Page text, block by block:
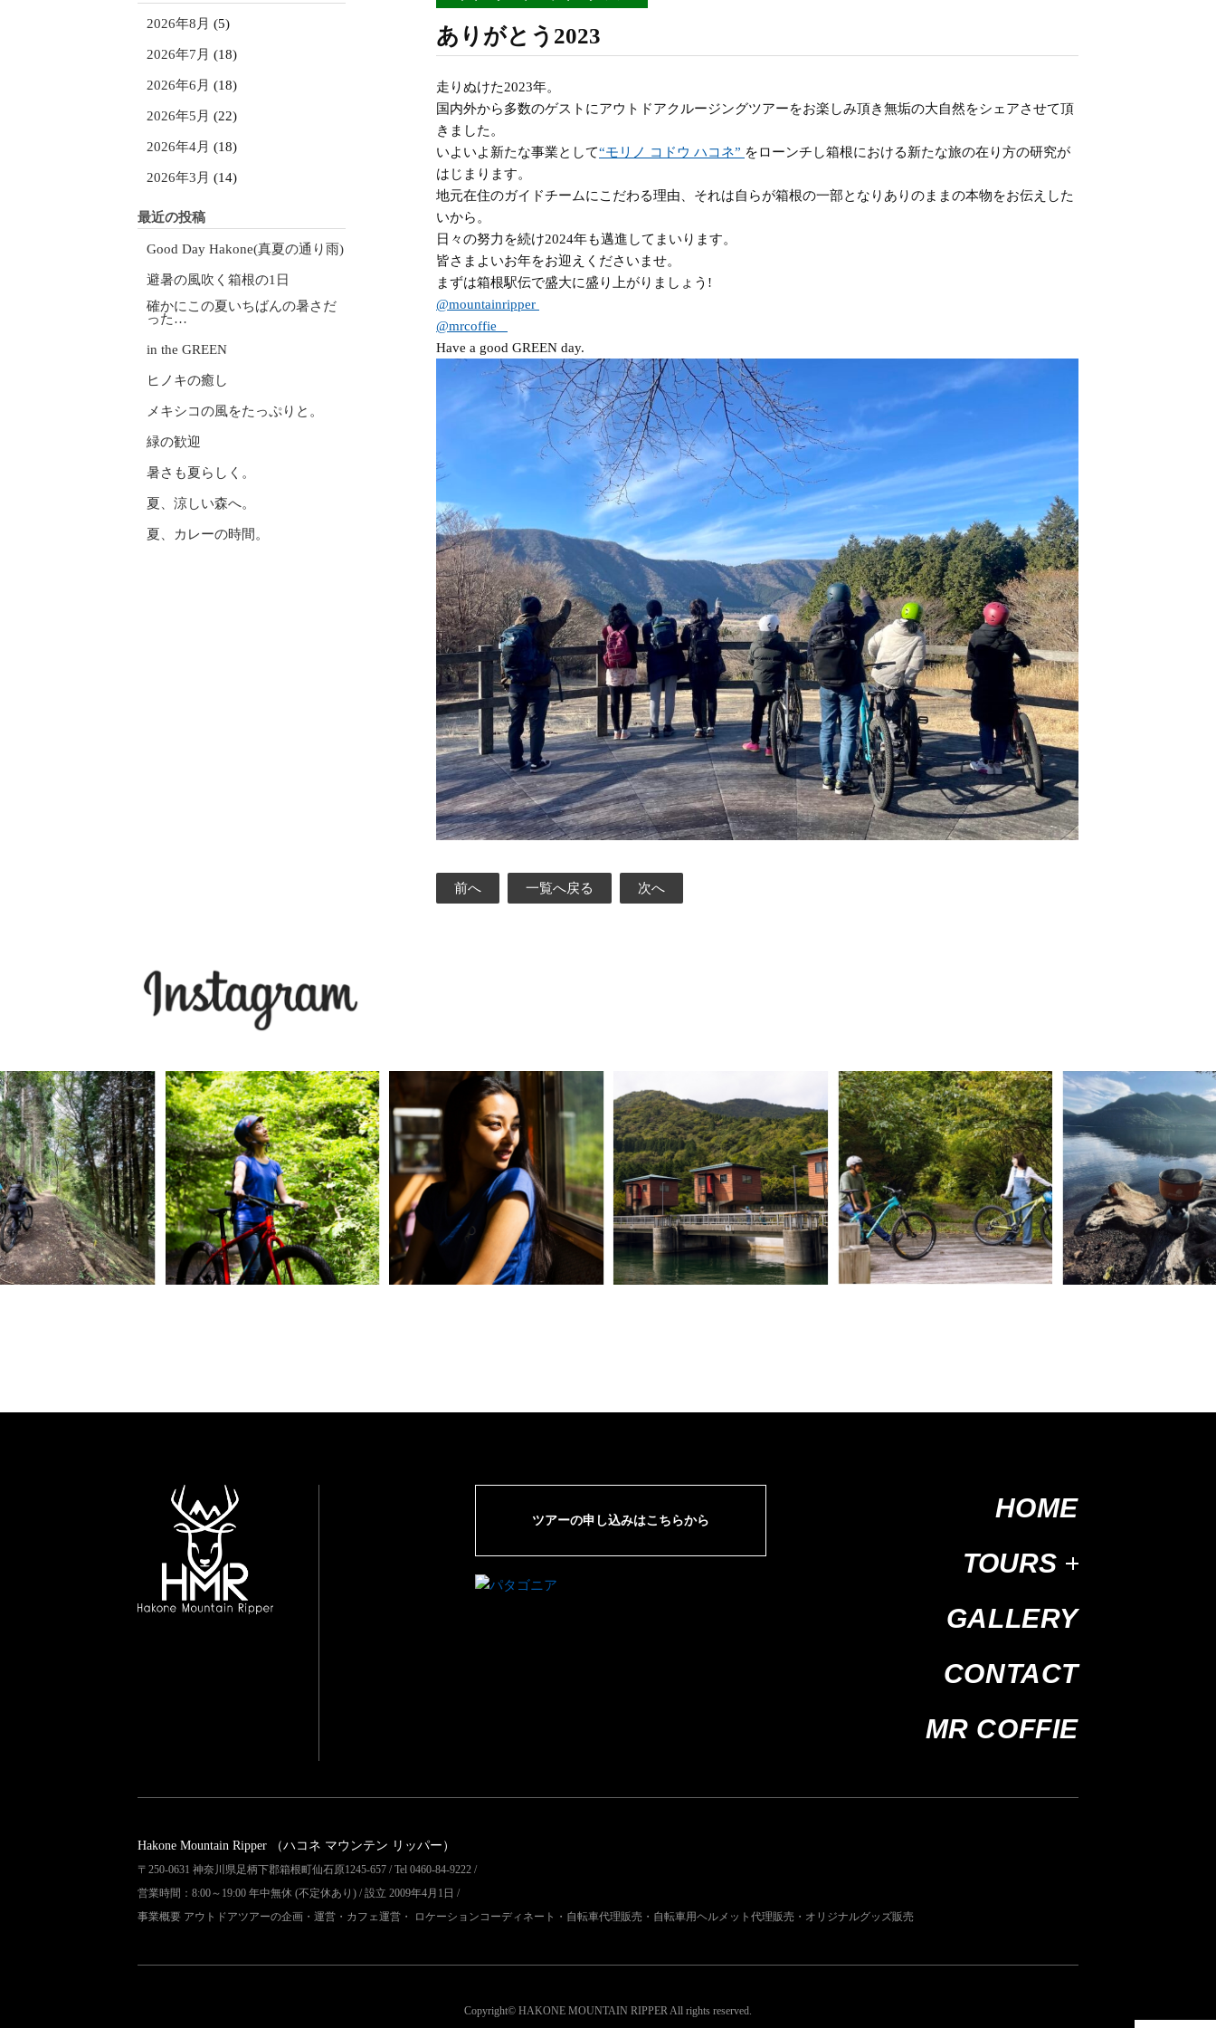
2026年8月 (5)
2026年7月 (18)
2026年6月 (18)
2026年5月 (22)
2026年4月 (18)
2026年3月 (14)
最近の投稿
Good Day Hakone(真夏の通り雨)
避暑の風吹く箱根の1日
確かにこの夏いちばんの暑さだ
った…
in the GREEN
ヒノキの癒し
メキシコの風をたっぷりと。
緑の歓迎
暑さも夏らしく。
夏、涼しい森へ。
夏、カレーの時間。
ありがとう2023
走りぬけた2023年。
国内外から多数のゲストにアウトドアクルージングツアーをお楽しみ頂き無垢の大自然をシェアさせて頂
きました。
いよいよ新たな事業として“モリノ コドウ ハコネ” をローンチし箱根における新たな旅の在り方の研究が
はじまります。
地元在住のガイドチームにこだわる理由、それは自らが箱根の一部となりありのままの本物をお伝えした
いから。
日々の努力を続け2024年も邁進してまいります。
皆さまよいお年をお迎えくださいませ。
まずは箱根駅伝で盛大に盛り上がりましょう!
@mountainripper
@mrcoffie_
Have a good GREEN day.
前へ 一覧へ戻る 次へ
ツアーの申し込みはこちらから
HOME
TOURS
GALLERY
CONTACT
MR COFFIE
Hakone Mountain Ripper （ハコネ マウンテン リッパー）
〒250-0631 神奈川県足柄下郡箱根町仙石原1245-657 / Tel 0460-84-9222 /
営業時間：8:00～19:00 年中無休 (不定休あり) / 設立 2009年4月1日 /
事業概要 アウトドアツアーの企画・運営・カフェ運営・ ロケーションコーディネート・自転車代理販売・自転車用ヘルメット代理販売・オリジナルグッズ販売
Copyright© HAKONE MOUNTAIN RIPPERAll rights reserved.